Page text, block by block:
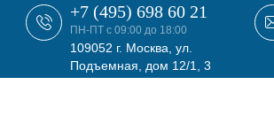
+7 (495) 698 60 21
ПН-ПТ с 09:00 до 18:00
109052 г. Москва, ул.
Подъемная, дом 12/1, 3